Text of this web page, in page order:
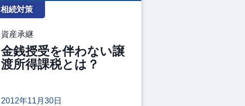
相続対策
資産承継
金銭授受を伴わない譲
渡所得課税とは？
2012年11月30日